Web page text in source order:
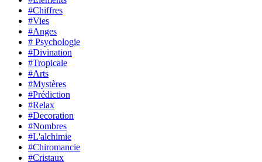
#Chiffres
#Vies
#Anges
# Psychologie
#Divination
#Tropicale
#Arts
#Mystères
#Prédiction
#Relax
#Decoration
#Nombres
#L'alchimie
#Chiromancie
#Cristaux